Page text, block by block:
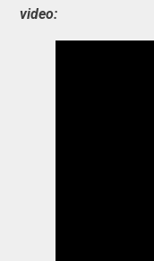
video: